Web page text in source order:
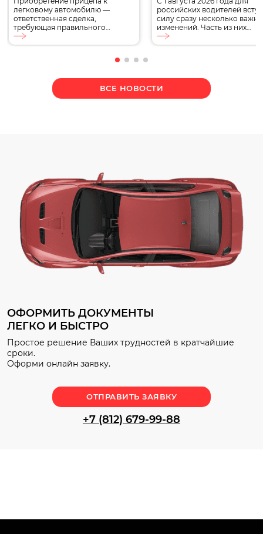
легковому автомобилю —
ответственная сделка,
требующая правильного
оформления документов. В 2024
году процедура купли-продажи
особенности. В этой статье мы
документы нужны, как
правильно заполнить договор
купли-продажи и нужно ли
российских водителей
силу сразу несколько
изменений. Часть из них
касается обязательного
страхования ОСАГО, другие
обслуживания транспорта.
Кроме того, в августе
продолжат действовать
ВСЕ НОВОСТИ
ОФОРМИТЬ ДОКУМЕНТЫ
ЛЕГКО И БЫСТРО
Простое решение Ваших трудностей в кратчайшие
сроки.
Оформи онлайн заявку.
ОТПРАВИТЬ ЗАЯВКУ
+7 (812) 679-99-88